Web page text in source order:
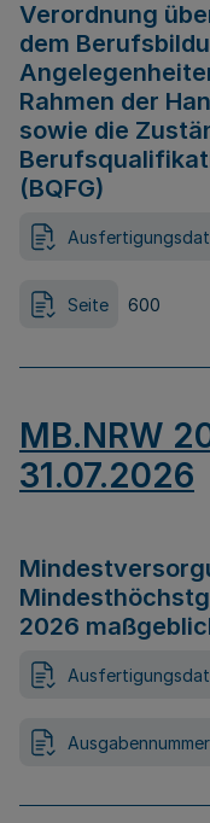
Verordnung
dem
Rahmen der
sowie die
(BQFG)
Seite 600
MB.NRW
31.07.2026
2026
Ausgabennummer